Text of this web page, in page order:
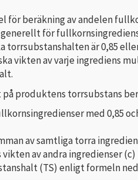
för beräkning av andelen
för
är 0,85
vikten av varje ingrediens
produktens torrsubstans
med 0,85
av samtliga torra
av andra ingredienser
(TS) enligt formeln